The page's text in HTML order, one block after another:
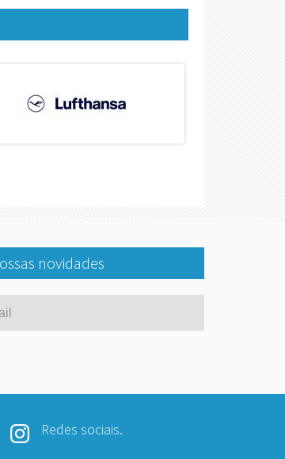
novidades
Redes sociais.